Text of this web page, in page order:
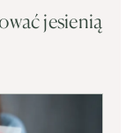
jesienią